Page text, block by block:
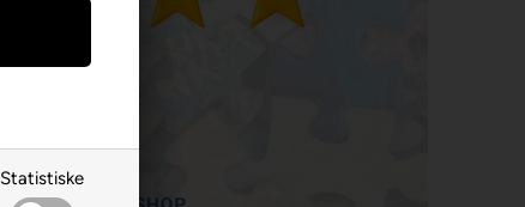
Statistiske